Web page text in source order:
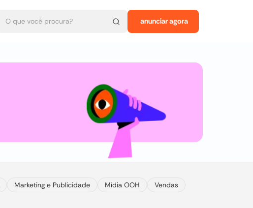
anunciar agora
Marketing e Publicidade Mídia OOH
Vendas